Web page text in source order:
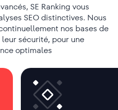
SE Ranking vous
SEO distinctives. Nous
nos bases de
sécurité, pour une
optimales